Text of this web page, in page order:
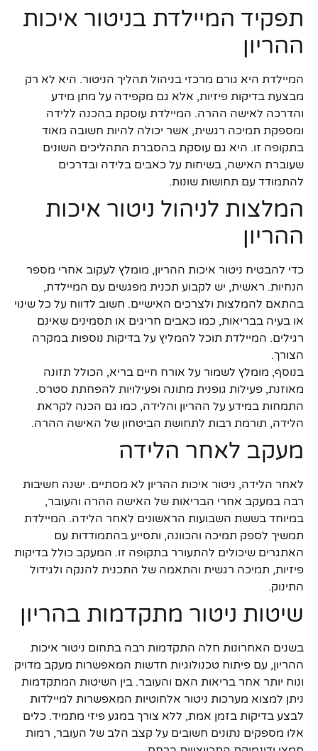
תפקיד המיילדת בניטור איכות
ההריון
המיילדת היא גורם מרכזי בניהול תהליך הניטור. היא לא רק
מבצעת בדיקות פיזיות, אלא גם מקפידה על מתן מידע
והדרכה לאישה ההרה. המיילדת עוסקת בהכנה ללידה
ומספקת תמיכה רגשית, אשר יכולה להיות חשובה מאוד
בתקופה זו. היא גם עוסקת בהסברת התהליכים השונים
שעוברת האישה, בשיחות על כאבים בלידה ובדרכים
להתמודד עם תחושות שונות.
המלצות לניהול ניטור איכות
ההריון
כדי להבטיח ניטור איכות ההריון, מומלץ לעקוב אחרי מספר
הנחיות. ראשית, יש לקבוע תכנית מפגשים עם המיילדת,
בהתאם להמלצות ולצרכים האישיים. חשוב לדווח על כל שינוי
או בעיה בבריאות, כמו כאבים חריגים או תסמינים שאינם
רגילים. המיילדת תוכל להמליץ על בדיקות נוספות במקרה
הצורך.
בנוסף, מומלץ לשמור על אורח חיים בריא, הכולל תזונה
מאוזנת, פעילות גופנית מתונה ופעילויות להפחתת סטרס.
התמחות במידע על ההריון והלידה, כמו גם הכנה לקראת
הלידה, תורמת רבות לתחושת הביטחון של האישה ההרה.
מעקב לאחר הלידה
לאחר הלידה, ניטור איכות ההריון לא מסתיים. ישנה חשיבות
רבה במעקב אחרי הבריאות של האישה ההרה והעובר,
במיוחד בששת השבועות הראשונים לאחר הלידה. המיילדת
תמשיך לספק תמיכה והכוונה, ותסייע בהתמודדות עם
האתגרים שיכולים להתעורר בתקופה זו. המעקב כולל בדיקות
פיזיות, תמיכה רגשית והתאמה של התכנית להנקה ולגידול
התינוק.
שיטות ניטור מתקדמות בהריון
בשנים האחרונות חלה התקדמות רבה בתחום ניטור איכות
ההריון, עם פיתוח טכנולוגיות חדשות המאפשרות מעקב מדויק
ונוח יותר אחר בריאות האם והעובר. בין השיטות המתקדמות
ניתן למצוא מערכות ניטור אלחוטיות המאפשרות למיילדות
לבצע בדיקות בזמן אמת, ללא צורך במגע פיזי מתמיד. כלים
אלו מספקים נתונים חשובים על קצב הלב של העובר, רמות